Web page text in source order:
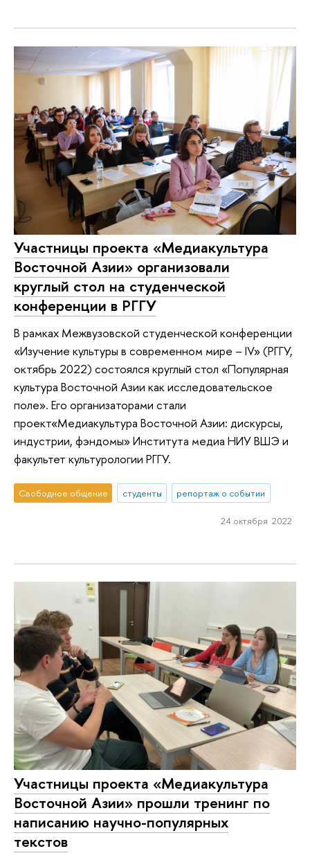
Участницы проекта «Медиакультура
Восточной Азии» организовали
круглый стол на студенческой
конференции в РГГУ
В рамках Межвузовской студенческой конференции
«Изучение культуры в современном мире – IV» (РГГУ,
октябрь 2022) состоялся круглый стол «Популярная
культура Восточной Азии как исследовательское
поле». Его организаторами стали
проект«Медиакультура Восточной Азии: дискурсы,
индустрии, фэндомы» Института медиа НИУ ВШЭ и
факультет культурологии РГГУ.
Свободное общение студенты репортаж о событии
24 октября 2022
Участницы проекта «Медиакультура
Восточной Азии» прошли тренинг по
написанию научно-популярных
текстов